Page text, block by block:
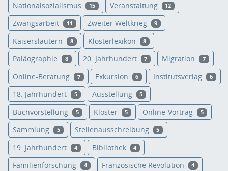
Nationalsozialismus 15 Veranstaltung 12
Zwangsarbeit 11 Zweiter Weltkrieg 9
Kaiserslautern 8 Klosterlexikon 8
Paläographie 8 20. Jahrhundert 7 Migration 7
Online-Beratung 7 Exkursion 6 Institutsverlag 6
18. Jahrhundert 5 Ausstellung 5
Buchvorstellung 5 Kloster 5 Online-Vortrag 5
Sammlung 5 Stellenausschreibung 5
19. Jahrhundert 4 Bibliothek 4
Familienforschung 4 Französische Revolution 4